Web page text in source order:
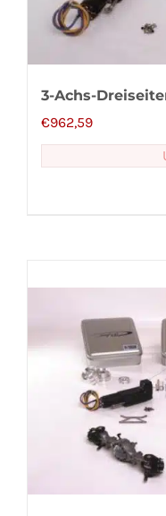
3-Achs-
€962,59